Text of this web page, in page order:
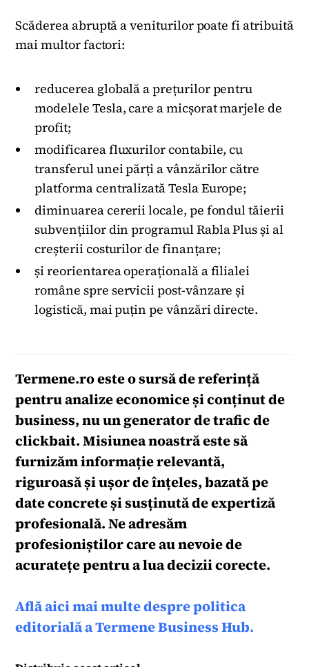
Scăderea abruptă a veniturilor poate fi atribuită
mai multor factori:
reducerea globală a prețurilor pentru
modelele Tesla, care a micșorat marjele de
profit;
modificarea fluxurilor contabile, cu
transferul unei părți a vânzărilor către
platforma centralizată Tesla Europe;
diminuarea cererii locale, pe fondul tăierii
subvențiilor din programul Rabla Plus și al
creșterii costurilor de finanțare;
și reorientarea operațională a filialei
române spre servicii post-vânzare și
logistică, mai puțin pe vânzări directe.
Termene.roeste o sursă de referință
pentru analize economice și conținut de
business, nu un generator de trafic de
clickbait. Misiunea noastră este să
furnizăm informație relevantă,
riguroasă și ușor de înțeles, bazată pe
date concrete și susținută de expertiză
profesională. Ne adresăm
profesioniștilor care au nevoie de
acuratețe pentru a lua decizii corecte.
Află aici mai multe despre politica
editorială a Termene Business Hub.